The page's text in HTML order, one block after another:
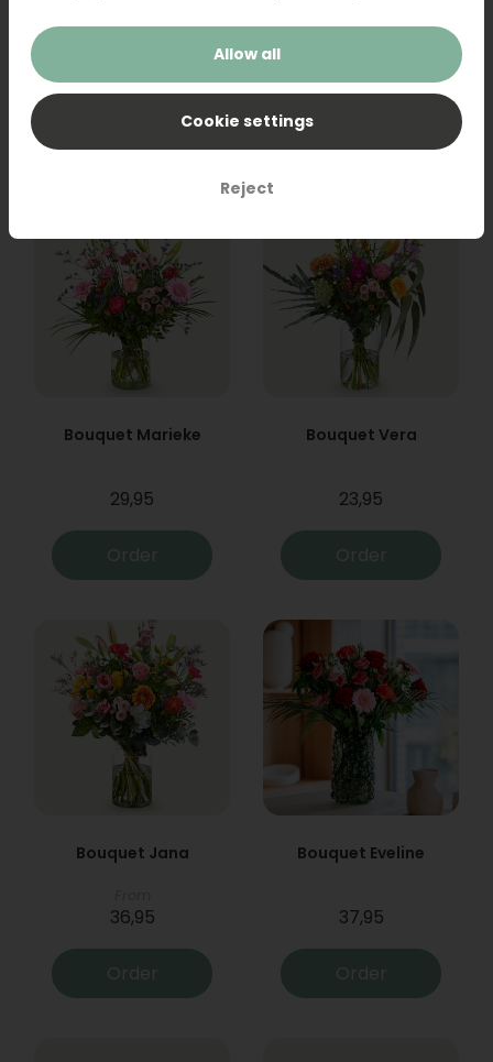
31,95 19,95
Bouquet Marieke
29,95
Order
Bouquet Vera
23,95
Order
Bouquet Jana
36,95
Order
Bouquet Eveline
37,95
Order
Allow all
Cookie settings
Reject